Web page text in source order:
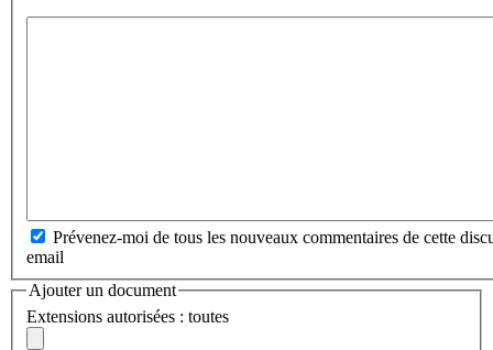
Prévenez-moi de tous les nouveaux commentaires de cette
email
Ajouter un document
Extensions autorisées : toutes